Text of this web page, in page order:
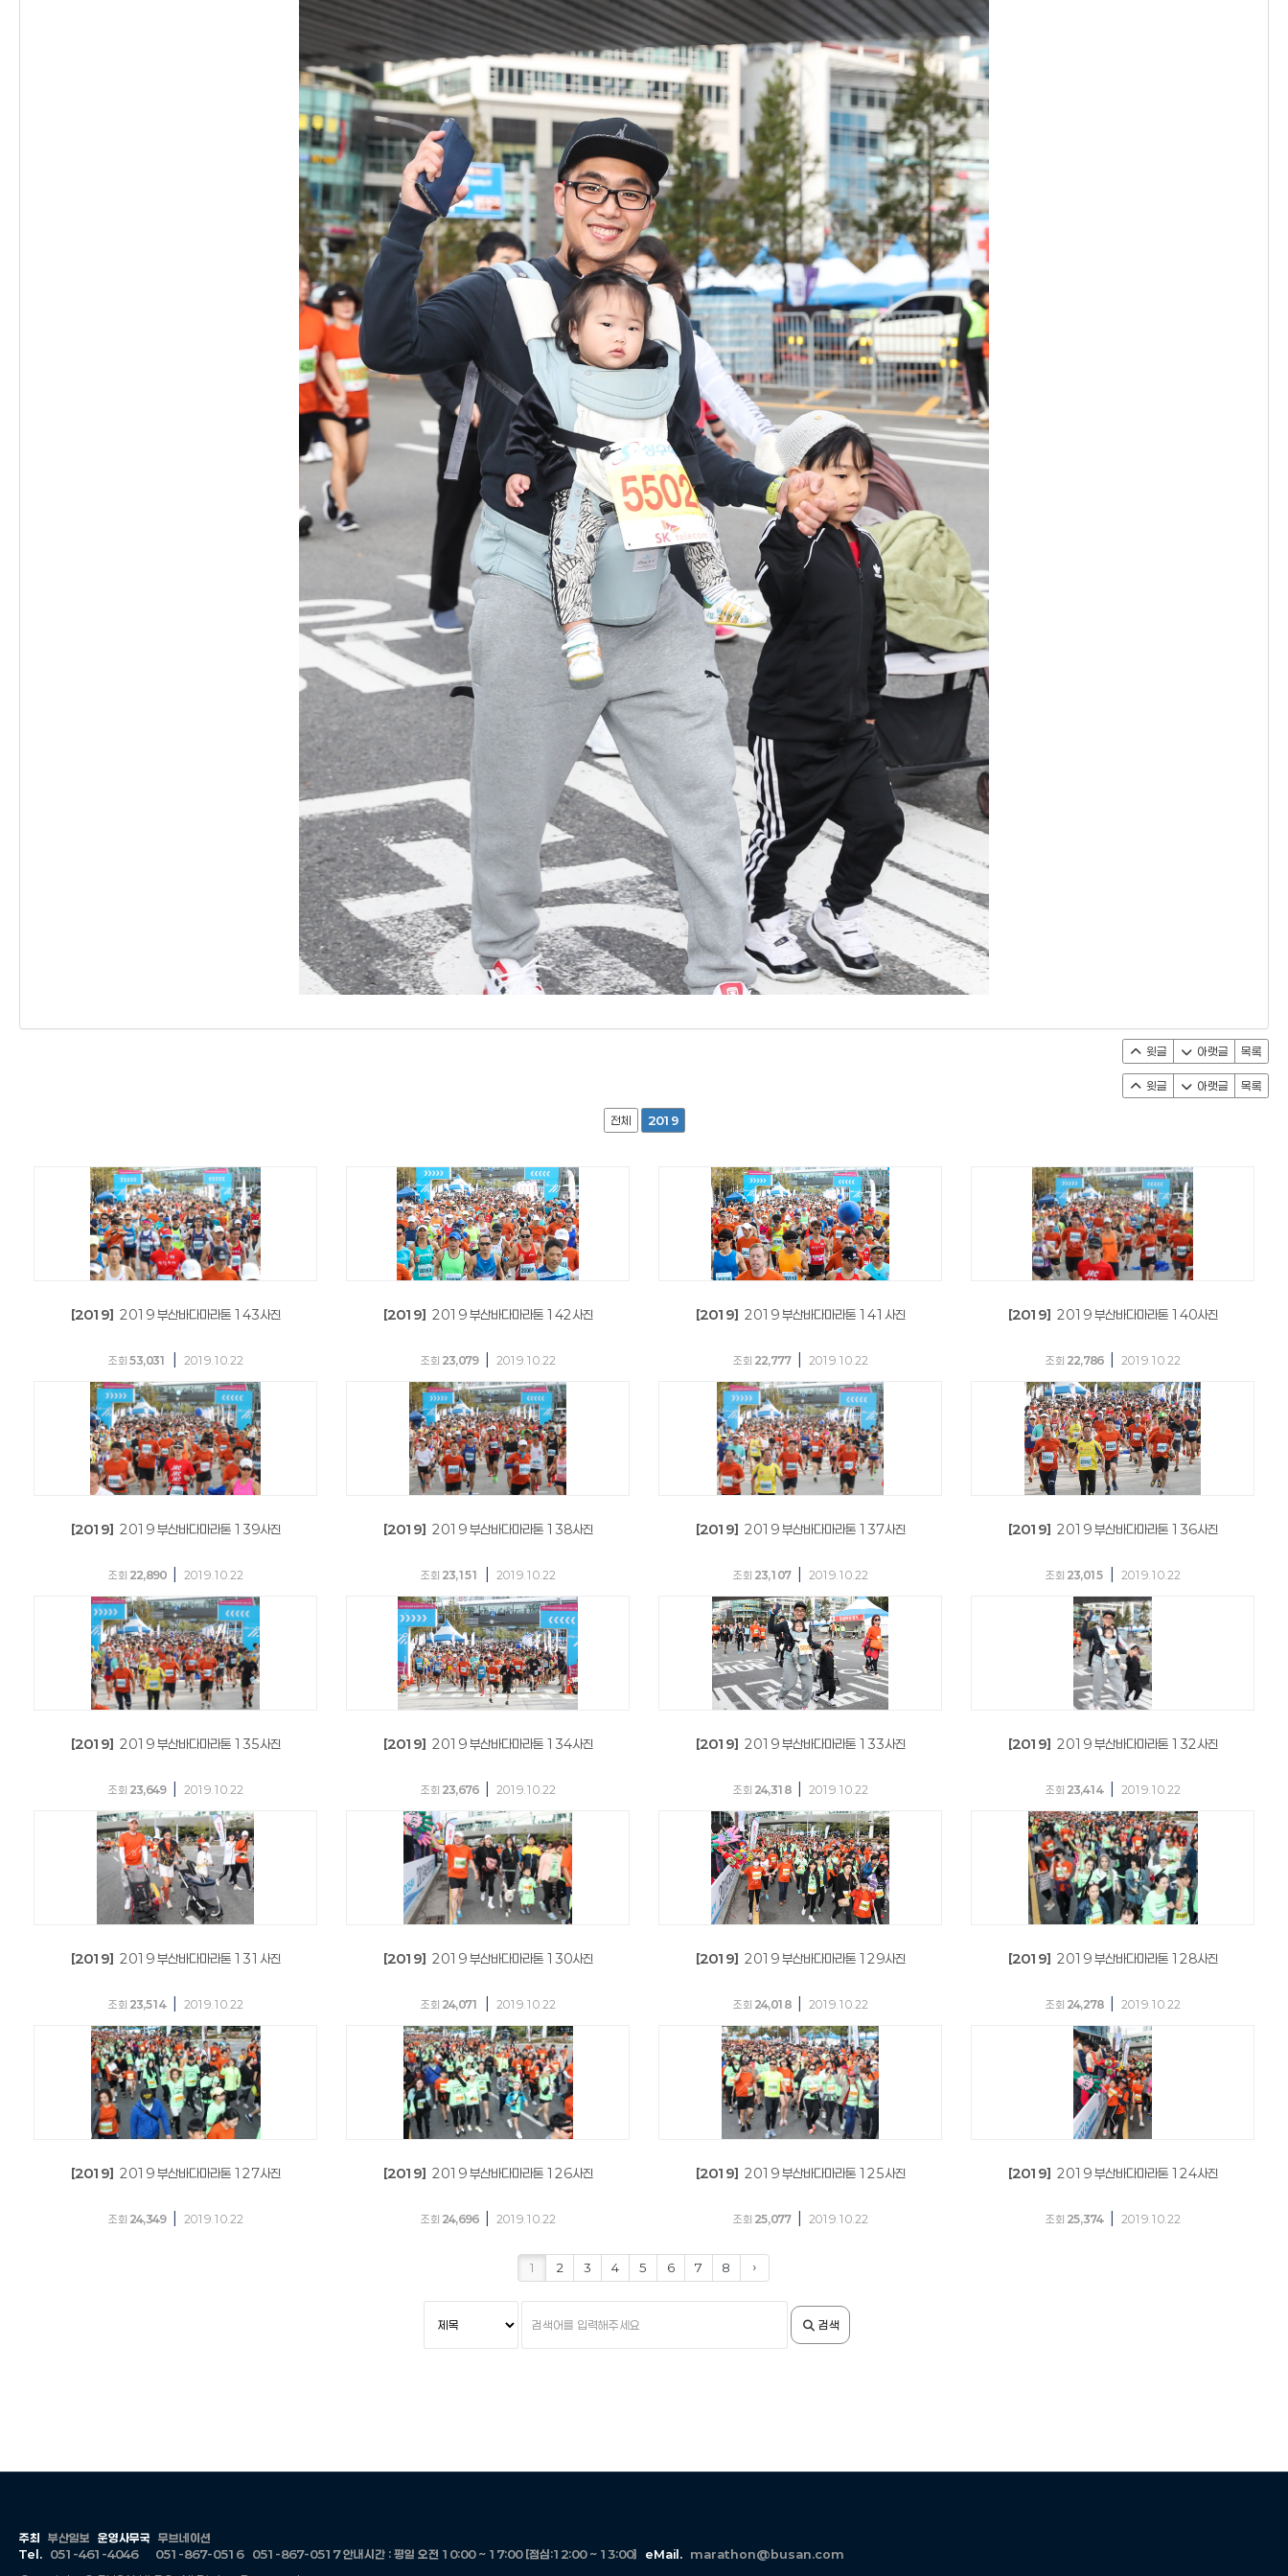
윗글 아랫글 목록
윗글 아랫글 목록
전체 2019
[2019] 2019 부산바다마라톤 143사진
조회 53,031 2019.10.22
[2019] 2019 부산바다마라톤 142사진
조회 23,079 2019.10.22
[2019] 2019 부산바다마라톤 141사진
조회 22,777 2019.10.22
[2019] 2019 부산바다마라톤 140사진
조회 22,786 2019.10.22
[2019] 2019 부산바다마라톤 139사진
조회 22,890 2019.10.22
[2019] 2019 부산바다마라톤 138사진
조회 23,151 2019.10.22
[2019] 2019 부산바다마라톤 137사진
조회 23,107 2019.10.22
[2019] 2019 부산바다마라톤 136사진
조회 23,015 2019.10.22
[2019] 2019 부산바다마라톤 135사진
조회 23,649 2019.10.22
[2019] 2019 부산바다마라톤 134사진
조회 23,676 2019.10.22
[2019] 2019 부산바다마라톤 133사진
조회 24,318 2019.10.22
[2019] 2019 부산바다마라톤 132사진
조회 23,414 2019.10.22
[2019] 2019 부산바다마라톤 131사진
조회 23,514 2019.10.22
[2019] 2019 부산바다마라톤 130사진
조회 24,071 2019.10.22
[2019] 2019 부산바다마라톤 129사진
조회 24,018 2019.10.22
[2019] 2019 부산바다마라톤 128사진
조회 24,278 2019.10.22
[2019] 2019 부산바다마라톤 127사진
조회 24,349 2019.10.22
[2019] 2019 부산바다마라톤 126사진
조회 24,696 2019.10.22
[2019] 2019 부산바다마라톤 125사진
조회 25,077 2019.10.22
[2019] 2019 부산바다마라톤 124사진
조회 25,374 2019.10.22
1 2 3 4 5 6 7 8 ›
조
어
검색
주최 부산일보 운영사무국
무브네이션
Tel.
051-461-4046 051-867-0516 051-867-0517안내시간 : 평일 오전 10:00 ~ 17:00 [점심:12:00 ~ 13:00] eMail. marathon@busan.com